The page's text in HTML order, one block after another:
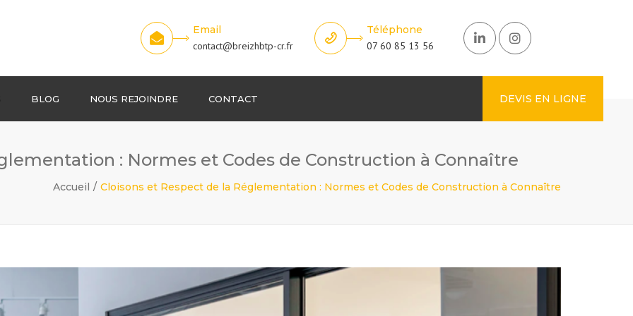
Email
contact@breizhbtp-cr.fr
Téléphone
07 60 85 13 56
BLOG NOUS REJOINDRE CONTACT DEVIS EN LIGNE
: Normes et Codes de Construction à Connaître
Accueil Cloisons et Respect de la Réglementation : Normes et Codes de Construction à Connaître